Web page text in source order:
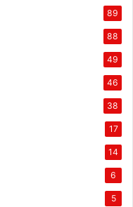
89
88
49
46
38
17
14
6
5